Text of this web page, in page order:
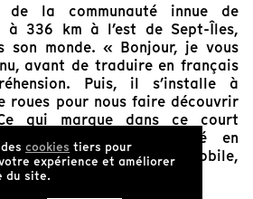
de la communauté innue de
à 336 km à l’est de Sept-Îles,
son monde. « Bonjour, je vous
avant de traduire en français
Puis, il s’installe à
roues pour nous faire découvrir
qui marque dans ce court
quatre minutes réalisé en
l’équipe du Wapikoni mobile,
dit.
cookies tiers pour
expérience et améliorer
du site.